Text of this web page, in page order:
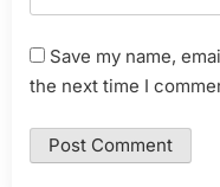
Save my name,
the next time I